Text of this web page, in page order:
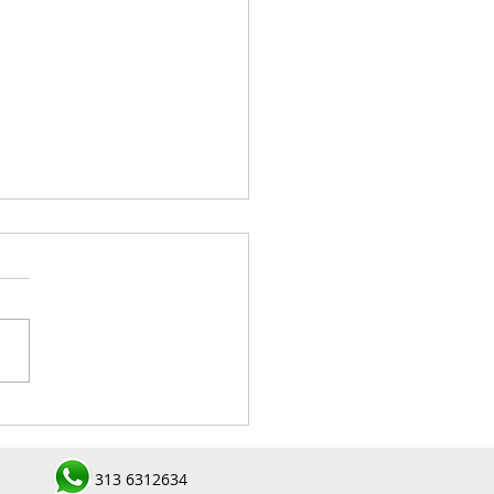
huella rural en Jardín
313 6312634